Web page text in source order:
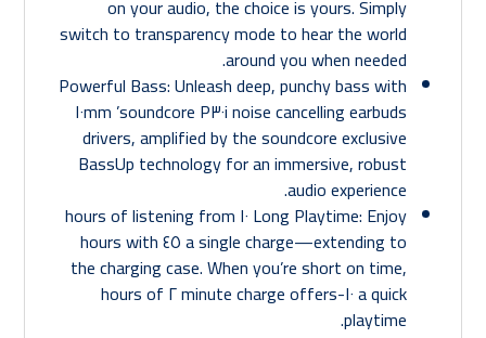
on your audio, the choice is yours. Simply
switch to transparency mode to hear the world
around you when needed.
Powerful Bass: Unleash deep, punchy bass with
soundcore P٣٠i noise cancelling earbuds’ ١٠mm
drivers, amplified by the soundcore exclusive
BassUp technology for an immersive, robust
audio experience.
Long Playtime: Enjoy ١٠ hours of listening from
a single charge—extending to ٤٥ hours with
the charging case. When you’re short on time,
a quick ١٠-minute charge offers ٢ hours of
playtime.